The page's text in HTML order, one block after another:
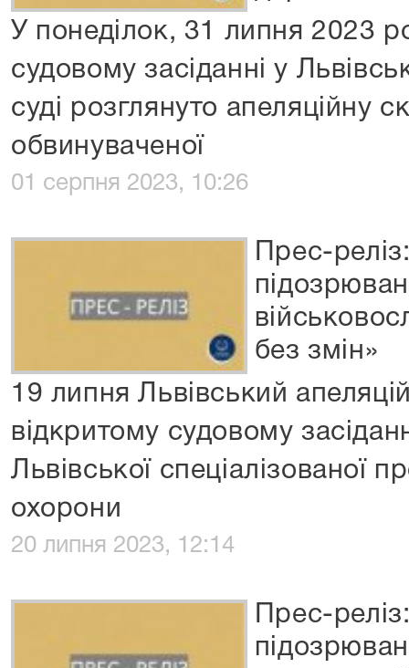
У понеділок, 31 липня 2023
судовому засіданні у
суді розглянуто апеляційну
обвинуваченої
01 серпня 2023, 10:26
Прес-
без змін»
19 липня Львівський
відкритому судовому
Львівської спеціалізованої
охорони
20 липня 2023, 12:14
Прес-